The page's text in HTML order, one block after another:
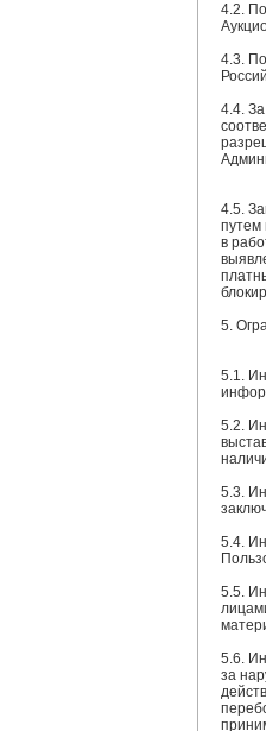
4.2.
4.3.
4.4.
4.5.
путем
в
5.
5.1.
5.2.
5.3.
5.4.
5.5.
5.6.
за